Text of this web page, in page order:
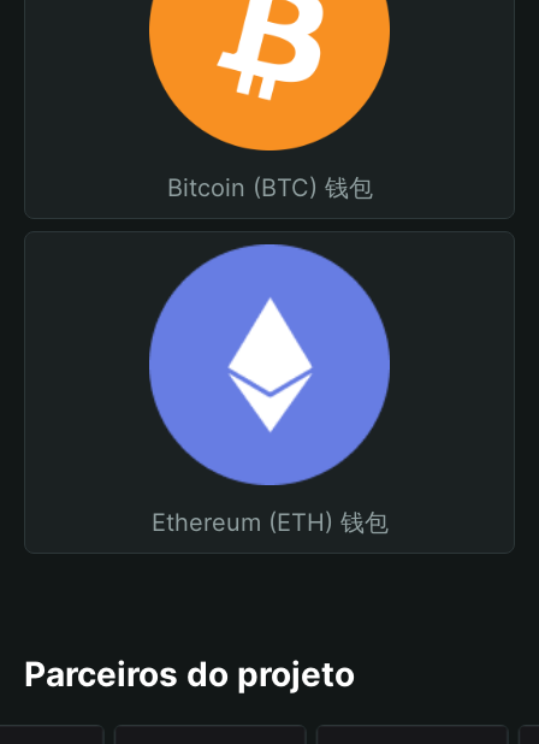
Bitcoin (BTC) 钱包
Ethereum (ETH) 钱包
Parceiros do projeto